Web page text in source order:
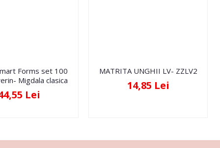
Forms set 100
Migdala clasica
Lei
MATRITA UNGHII LV- ZZLV2
14,85 Lei